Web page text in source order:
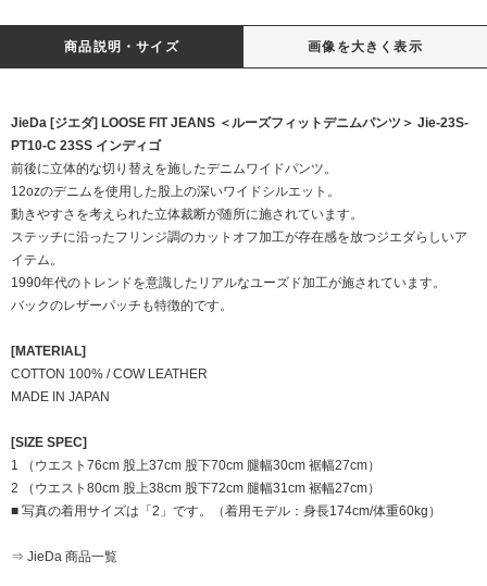
商品説明・サイズ 画像を大きく表示
JieDa [ジエダ] LOOSE FIT JEANS ＜ルーズフィットデニムパンツ＞ Jie-23S-
PT10-C 23SS インディゴ
前後に立体的な切り替えを施したデニムワイドパンツ。
12ozのデニムを使用した股上の深いワイドシルエット。
動きやすさを考えられた立体裁断が随所に施されています。
ステッチに沿ったフリンジ調のカットオフ加工が存在感を放つジエダらしいア
イテム。
1990年代のトレンドを意識したリアルなユーズド加工が施されています。
バックのレザーパッチも特徴的です。
[MATERIAL]
COTTON 100% / COW LEATHER
MADE IN JAPAN
[SIZE SPEC]
1 （ウエスト76cm 股上37cm 股下70cm 腿幅30cm 裾幅27cm）
2 （ウエスト80cm 股上38cm 股下72cm 腿幅31cm 裾幅27cm）
■ 写真の着用サイズは「2」です。（着用モデル：身長174cm/体重60kg）
⇒ JieDa 商品一覧